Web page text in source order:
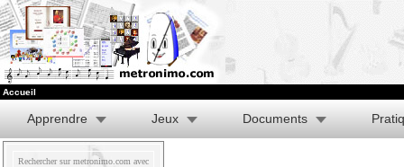
Accueil
Apprendre Jeux Documents
Rechercher sur metronimo.com avec